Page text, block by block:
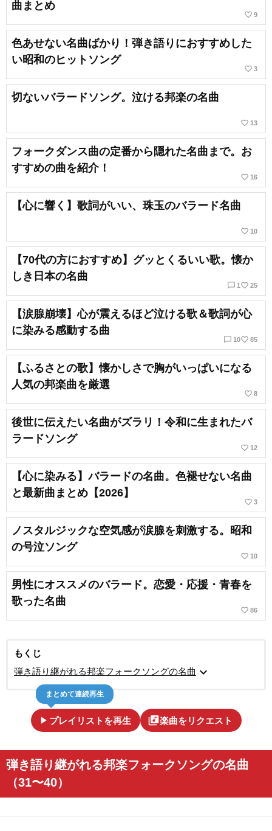
曲まとめ
favorite_border 9
色あせない名曲ばかり！弾き語りにおすすめした
い昭和のヒットソング
favorite_border 3
切ないバラードソング。泣ける邦楽の名曲
favorite_border 13
フォークダンス曲の定番から隠れた名曲まで。お
すすめの曲を紹介！
favorite_border 16
【心に響く】歌詞がいい、珠玉のバラード名曲
favorite_border 10
【70代の方におすすめ】グッとくるいい歌。懐か
しき日本の名曲
chat_bubble_outline 1 favorite_border 25
【涙腺崩壊】心が震えるほど泣ける歌＆歌詞が心
に染みる感動する曲
chat_bubble_outline 10favorite_border 85
【ふるさとの歌】懐かしさで胸がいっぱいになる
人気の邦楽曲を厳選
favorite_border 8
後世に伝えたい名曲がズラリ！令和に生まれたバ
ラードソング
favorite_border 12
【心に染みる】バラードの名曲。色褪せない名曲
と最新曲まとめ【2026】
favorite_border 3
ノスタルジックな空気感が涙腺を刺激する。昭和
の号泣ソング
favorite_border 10
男性にオススメのバラード。恋愛・応援・青春を
歌った名曲
favorite_border 86
もくじ
弾き語り継がれる邦楽フォークソングの名曲 expand_more
play_arrow プレイリストを再生
まとめて連続再生
library_music楽曲をリクエスト
弾き語り継がれる邦楽フォークソングの名曲
（31〜40）